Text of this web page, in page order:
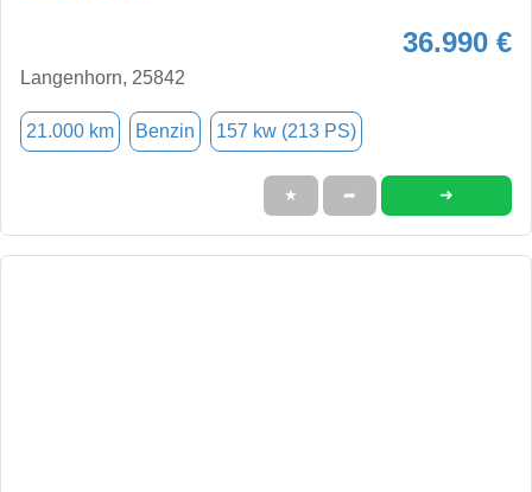
36.990 €
Langenhorn, 25842
21.000 km Benzin 157 kw (213 PS)
★ ➦ ➜